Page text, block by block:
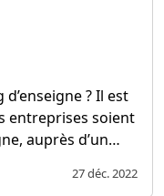
? Il est
entreprises soient
auprès d’un…
27 déc. 2022